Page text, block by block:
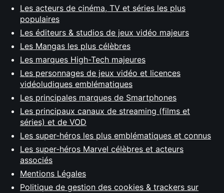
Les acteurs de cinéma, TV et séries les plus
populaires
Les éditeurs & studios de jeux vidéo majeurs
Les Mangas les plus célèbres
Les marques High-Tech majeures
Les personnages de jeux vidéo et licences
vidéoludiques emblématiques
Les principales marques de Smartphones
Les principaux canaux de streaming (films et
séries) et de VOD
Les super-héros les plus emblématiques et connus
Les super-héros Marvel célèbres et acteurs
associés
Mentions Légales
Politique de gestion des cookies & trackers sur